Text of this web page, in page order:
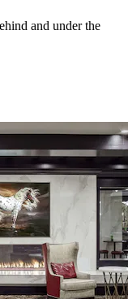
and under the